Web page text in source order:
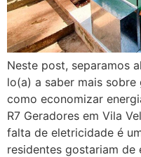
Neste post, separamos
lo(a) a saber mais
como economizar
R7 Geradores em Vila
falta de eletricidade é
residentes gostariam de